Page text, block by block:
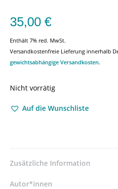
35,00 €
Enthält 7% red. MwSt.
Versandkostenfreie Lieferung innerhalb
gewichtsabhängige Versandkosten.
Nicht vorrätig
Auf die Wunschliste
Zusätzliche Information
Autor*innen